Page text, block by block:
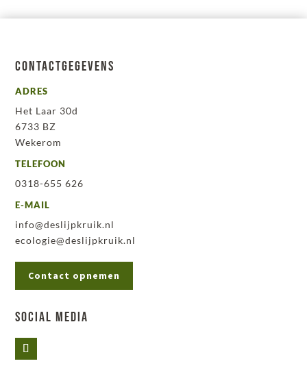
Contactgegevens
ADRES
Het Laar 30d
6733 BZ
Wekerom
TELEFOON
0318-655 626
E-MAIL
info@deslijpkruik.nl
ecologie@deslijpkruik.nl
Contact opnemen
Social Media